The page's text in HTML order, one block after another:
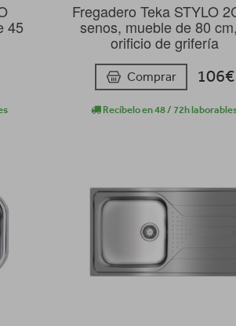
45
Fregadero Teka STYLO
senos, mueble de 80
orificio de grifería
Comprar 106€
Recíbelo en 48 / 72h